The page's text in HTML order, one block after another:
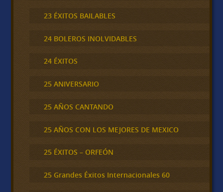
23 ÉXITOS BAILABLES
24 BOLEROS INOLVIDABLES
24 ÉXITOS
25 ANIVERSARIO
25 AÑOS CANTANDO
25 AÑOS CON LOS MEJORES DE MEXICO
25 ÉXITOS – ORFEÓN
25 Grandes Éxitos Internacionales 60